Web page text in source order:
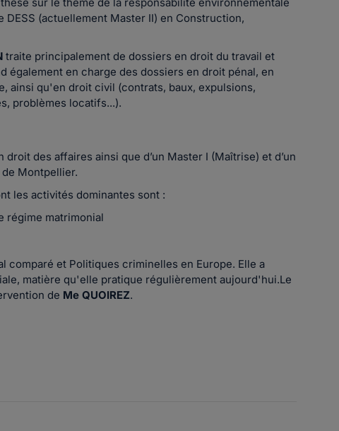
DESS (actuellement Master II) en Construction,
traite principalement de dossiers en droit du travail et
également en charge des dossiers en droit pénal, en
ainsi qu'en droit civil (contrats, baux, expulsions,
problèmes locatifs...).
droit des affaires ainsi que d’un Master I (Maîtrise) et d’un
Montpellier.
les activités dominantes sont :
régime matrimonial
comparé et Politiques criminelles en Europe. Elle a
matière qu'elle pratique régulièrement aujourd'hui.Le
de Me QUOIREZ.